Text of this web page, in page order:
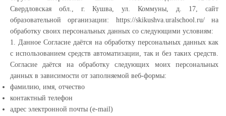
Свердловская обл., г. Кушва, ул. Коммуны, д. 17, сайт
образовательной организации: https://skikushva.uralschool.ru/ на
обработку своих персональных данных со следующими условиям:
1. Данное Согласие даётся на обработку персональных данных как
с использованием средств автоматизации, так и без таких средств.
Согласие даётся на обработку следующих моих персональных
данных в зависимости от заполняемой веб-формы:
фамилию, имя, отчество
контактный телефон
адрес электронной почты (e-mail)